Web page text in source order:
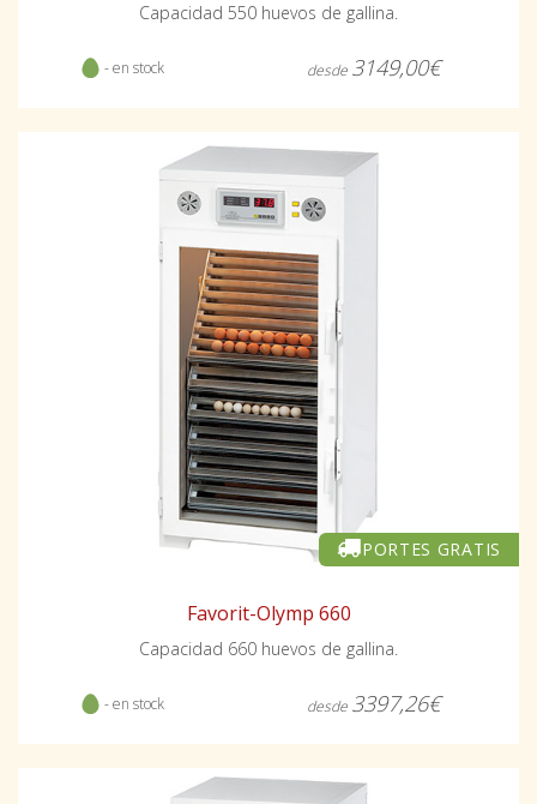
Capacidad 550 huevos de gallina.
- en stock desde 3149,00€
PORTES GRATIS
Favorit-Olymp 660
Capacidad 660 huevos de gallina.
- en stock desde 3397,26€